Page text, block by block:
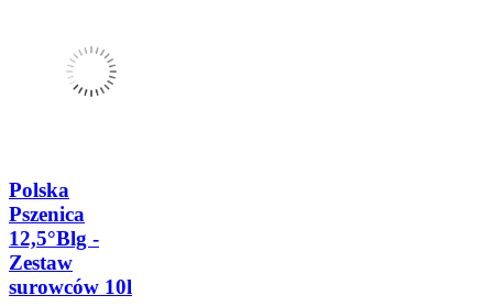
Polska
Pszenica
12,5°Blg -
Zestaw
surowców 10l